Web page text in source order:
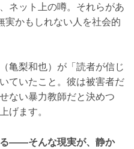
ネット上の噂。それらがあ
実かもしれない人を社会的
亀梨和也）が「読者が信じ
ていたこと。彼は被害者だ
ない暴力教師だと決めつ
げます。
る――そんな現実が、静か